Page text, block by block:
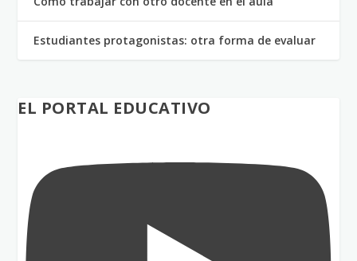
Estudiantes protagonistas: otra forma de evaluar
EL PORTAL EDUCATIVO